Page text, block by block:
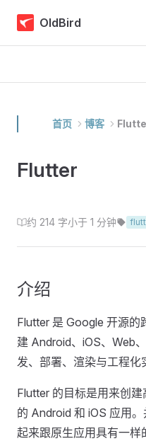
Skip to content
OldBird
首页 博客
Flutter
约 214 字小于 1 分钟
介绍
Flutter 是 Google 开源的
建 Android、iOS、Web
发、部署、渲染与工程化
Flutter 的目标是用来创
的 Android 和 iOS 应用
起来跟原生应用具有一